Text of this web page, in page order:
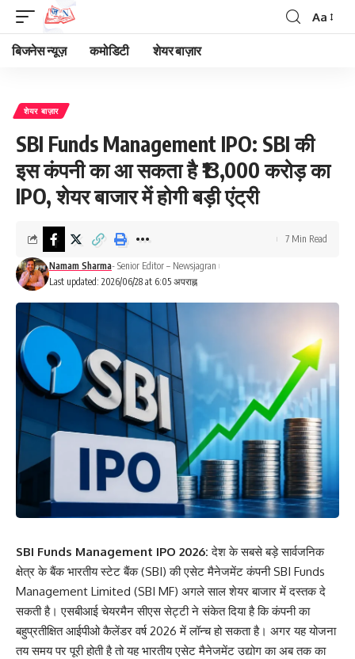
Font
Aa
बिजनेस न्यूज़ कमोडिटी शेयर बाज़ार
शेयर बाज़ार
SBI Funds Management IPO: SBI की
इस कंपनी का आ सकता है ₹13,000 करोड़ का
IPO, शेयर बाजार में होगी बड़ी एंट्री
Last updated: 2026/06/28 at 6:05 अपराह्न
Namam Sharma- Senior Editor – Newsjagran
7 Min Read
SBI Funds Management IPO 2026: देश के सबसे बड़े सार्वजनिक
क्षेत्र के बैंक भारतीय स्टेट बैंक (SBI) की एसेट मैनेजमेंट कंपनी SBI Funds
Management Limited (SBI MF) अगले साल शेयर बाजार में दस्तक दे
सकती है। एसबीआई चेयरमैन सीएस सेट्टी ने संकेत दिया है कि कंपनी का
बहुप्रतीक्षित आईपीओ कैलेंडर वर्ष 2026 में लॉन्च हो सकता है। अगर यह योजना
तय समय पर पूरी होती है तो यह भारतीय एसेट मैनेजमेंट उद्योग का अब तक का